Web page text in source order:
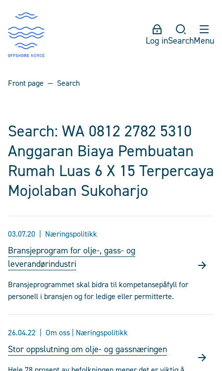
Log inSearchMenu
Front page Search
Search: WA 0812 2782 5310
Anggaran Biaya Pembuatan
Rumah Luas 6 X 15 Terpercaya
Mojolaban Sukoharjo
03.07.20 Næringspolitikk
Bransjeprogram for olje-, gass- og
leverandørindustri
Bransjeprogrammet skal bidra til kompetansepåfyll for
personell i bransjen og for ledige eller permitterte.
26.04.22 Om oss | Næringspolitikk
Stor oppslutning om olje- og gassnæringen